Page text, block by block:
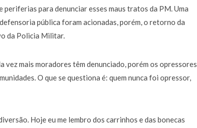
para denunciar esses maus tratos da PM. Uma
pública foram acionadas, porém, o retorno da
da Policia Militar.
mais moradores têm denunciado, porém os opressores
O que se questiona é: quem nunca foi opressor,
Hoje eu me lembro dos carrinhos e das bonecas